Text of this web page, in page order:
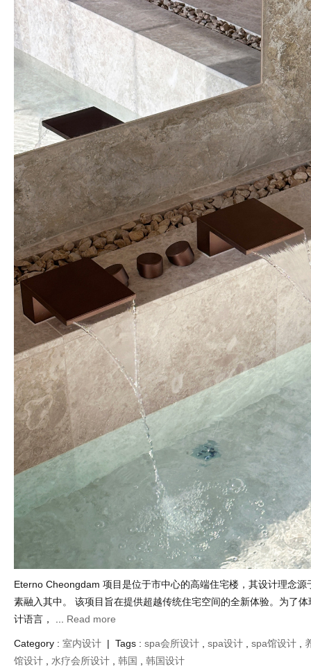
Eterno Cheongdam 项目是位于市中心的高端住宅楼，其设计理念源
素融入其中。 该项目旨在提供超越传统住宅空间的全新体验。为了体
计语言， ... Read more
Category : 室内设计 | Tags : spa会所设计 , spa设计 , spa馆设计 ,
馆设计 , 水疗会所设计 , 韩国 , 韩国设计